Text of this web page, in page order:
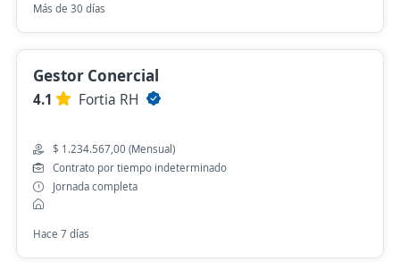
Más de 30 días
Gestor Conercial
4.1 Fortia RH
$ 1.234.567,00 (Mensual)
Contrato por tiempo indeterminado
Jornada completa
Hace 7 días